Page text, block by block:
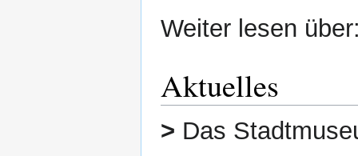
Weiter lesen
Aktuelles
> Das